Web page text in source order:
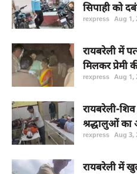
सिपाही को
rexpress Aug 1,
रायबरेली में
मिलकर प्रेमी
rexpress Aug 1,
रायबरेली-
श्रद्धालुओं का
rexpress Aug 3,
रायबरेली में